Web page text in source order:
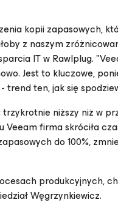
kopii zapasowych,
z naszym
IT w Rawlplug.
Jest to kluczowe,
ten, jak się
niższy niż w
Veeam firma skróciła
do 100%,
produkcyjnych,
Węgrzynkiewicz.